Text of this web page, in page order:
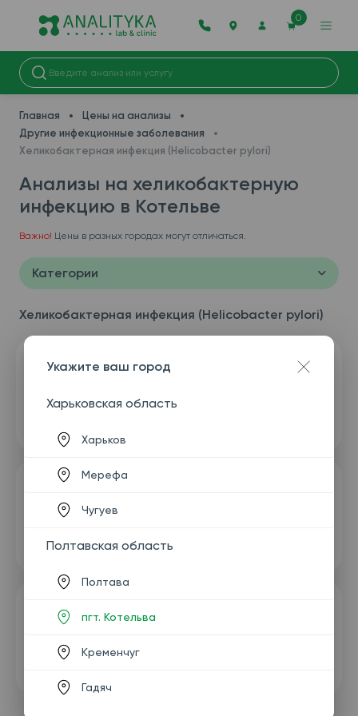
0
Главная
Цены на анализы
Другие инфекционные заболевания
Хеликобактерная инфекция (Helicobacter pylori)
Анализы на хеликобактерную
инфекцию в Котельве
Важно! Цены в разных городах могут отличаться.
Категории
Хеликобактерная инфекция (Helicobacter pylori)
Укажите ваш город
Харьковская область
Харьков
Мерефа
Чугуев
Полтавская область
Полтава
пгт. Котельва
Кременчуг
Гадяч